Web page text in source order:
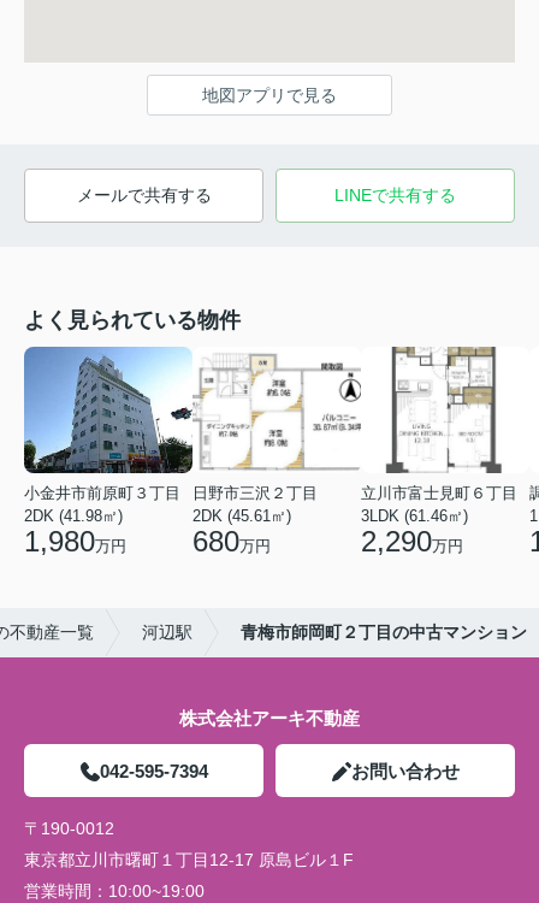
地図アプリで見る
メールで共有する LINEで共有する
よく見られている物件
小金井市前原町３丁目
2DK (41.98㎡)
1,980万円
日野市三沢２丁目
2DK (45.61㎡)
680万円
立川市富士見町６丁目
3LDK (61.46㎡)
2,290万円
不動産一覧 河辺駅 青梅市師岡町２丁目の中古マンション
株式会社アーキ不動産
042-595-7394 お問い合わせ
〒190-0012
東京都立川市曙町１丁目12-17 原島ビル１F
営業時間： 10:00~19:00